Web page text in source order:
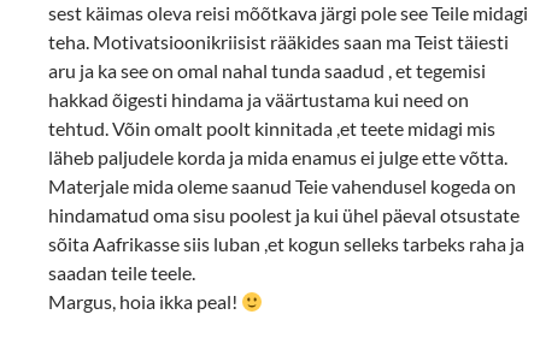
sest käimas oleva reisi mõõtkava järgi pole see Teile midagi
teha. Motivatsioonikriisist rääkides saan ma Teist täiesti
aru ja ka see on omal nahal tunda saadud , et tegemisi
hakkad õigesti hindama ja väärtustama kui need on
tehtud. Võin omalt poolt kinnitada ,et teete midagi mis
läheb paljudele korda ja mida enamus ei julge ette võtta.
Materjale mida oleme saanud Teie vahendusel kogeda on
hindamatud oma sisu poolest ja kui ühel päeval otsustate
sõita Aafrikasse siis luban ,et kogun selleks tarbeks raha ja
saadan teile teele.
Margus, hoia ikka peal!